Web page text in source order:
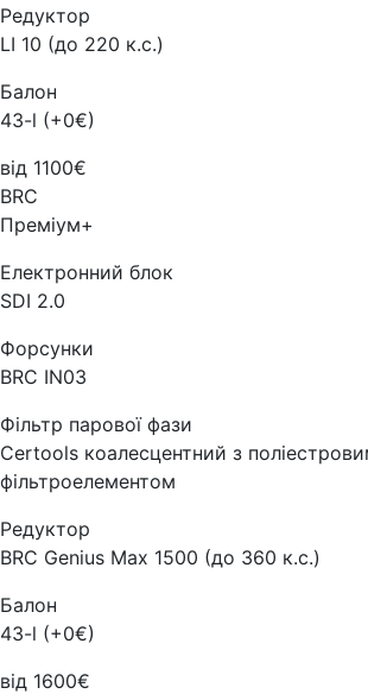
Редуктор
LI 10 (до 220 к.с.)
Балон
43-l (+0€)
від 1100€
BRC
Преміум+
Електронний блок
SDI 2.0
Форсунки
BRC IN03
Фільтр парової фази
Certools коалесцентний з
фільтроелементом
Редуктор
BRC Genius Max 1500 (до 360 к.с.)
Балон
43-l (+0€)
від 1600€